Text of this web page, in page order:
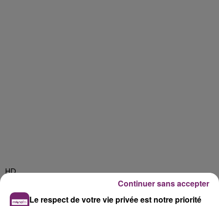
HD
Le respect de votre vie privée est notre priorité
Continuer sans accepter